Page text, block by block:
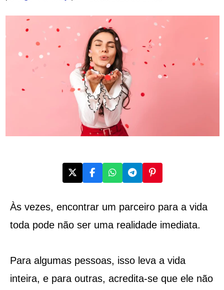
Às vezes, encontrar um parceiro para a vida
toda pode não ser uma realidade imediata.
Para algumas pessoas, isso leva a vida
inteira, e para outras, acredita-se que ele não